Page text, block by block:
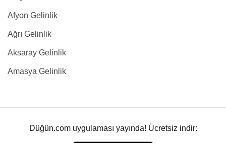
Afyon Gelinlik
Ağrı Gelinlik
Aksaray Gelinlik
Amasya Gelinlik
Düğün.com uygulaması yayında! Ücretsiz indir: